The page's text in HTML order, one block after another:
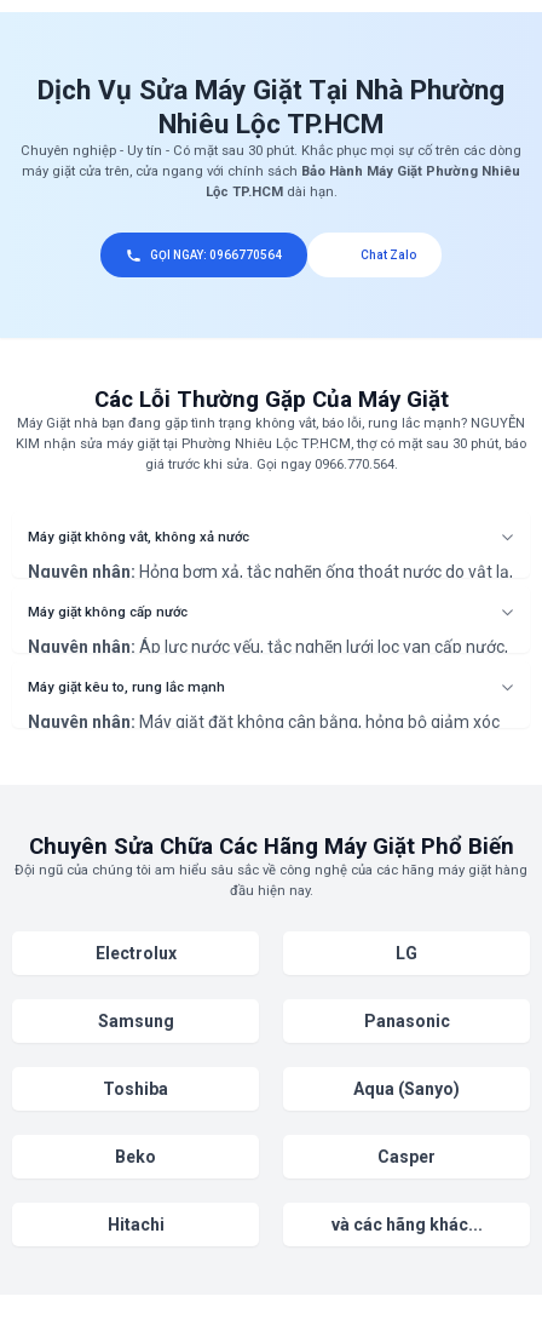
Dịch Vụ Sửa Máy Giặt Tại Nhà Phường
Nhiêu Lộc TP.HCM
Chuyên nghiệp - Uy tín - Có mặt sau 30 phút. Khắc phục mọi sự cố trên các dòng
máy giặt cửa trên, cửa ngang với chính sách Bảo Hành Máy Giặt Phường Nhiêu
Lộc TP.HCM dài hạn.
GỌI NGAY: 0966770564 Chat Zalo
Các Lỗi Thường Gặp Của Máy Giặt
Máy Giặt nhà bạn đang gặp tình trạng không vắt, báo lỗi, rung lắc mạnh? NGUYỄN
KIM nhận sửa máy giặt tại Phường Nhiêu Lộc TP.HCM, thợ có mặt sau 30 phút, báo
giá trước khi sửa. Gọi ngay 0966.770.564.
Máy giặt không vắt, không xả nước
Nguyên nhân: Hỏng bơm xả, tắc nghẽn ống thoát nước do vật lạ,
Cách khắc phục:Kiểm tra bơm xả, vệ sinh ống thoát. Nếu không
Máy giặt không cấp nước
Nguyên nhân: Áp lực nước yếu, tắc nghẽn lưới lọc van cấp nước,
Cách khắc phục:Kiểm tra nguồn nước và vệ sinh lưới lọc van
nước.
Máy giặt kêu to, rung lắc mạnh
Nguyên nhân: Máy giặt đặt không cân bằng, hỏng bộ giảm xóc
Chuyên Sửa Chữa Các Hãng Máy Giặt Phổ Biến
Đội ngũ của chúng tôi am hiểu sâu sắc về công nghệ của các hãng máy giặt hàng
đầu hiện nay.
Electrolux LG
Samsung Panasonic
Toshiba Aqua (Sanyo)
Beko Casper
Hitachi và các hãng khác...